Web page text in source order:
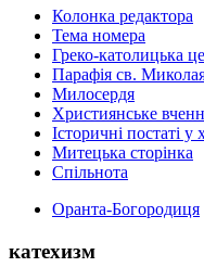
Колонка редактора
Тема номера
Греко-католицька
Парафія св.
Милосердя
Християнське
Історичні постаті у
Митецька сторінка
Спільнота
Оранта-Богородиця
катехизм